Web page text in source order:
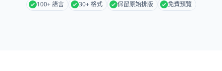
100+ 語言 30+ 格式 保留原始排版 免費預覽